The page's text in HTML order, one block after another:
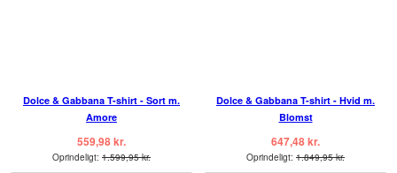
Dolce & Gabbana T-shirt - Sort m.
Amore
559,98 kr.
Oprindeligt: 1.599,95 kr.
Dolce & Gabbana T-shirt - Hvid m.
Blomst
647,48 kr.
Oprindeligt: 1.849,95 kr.